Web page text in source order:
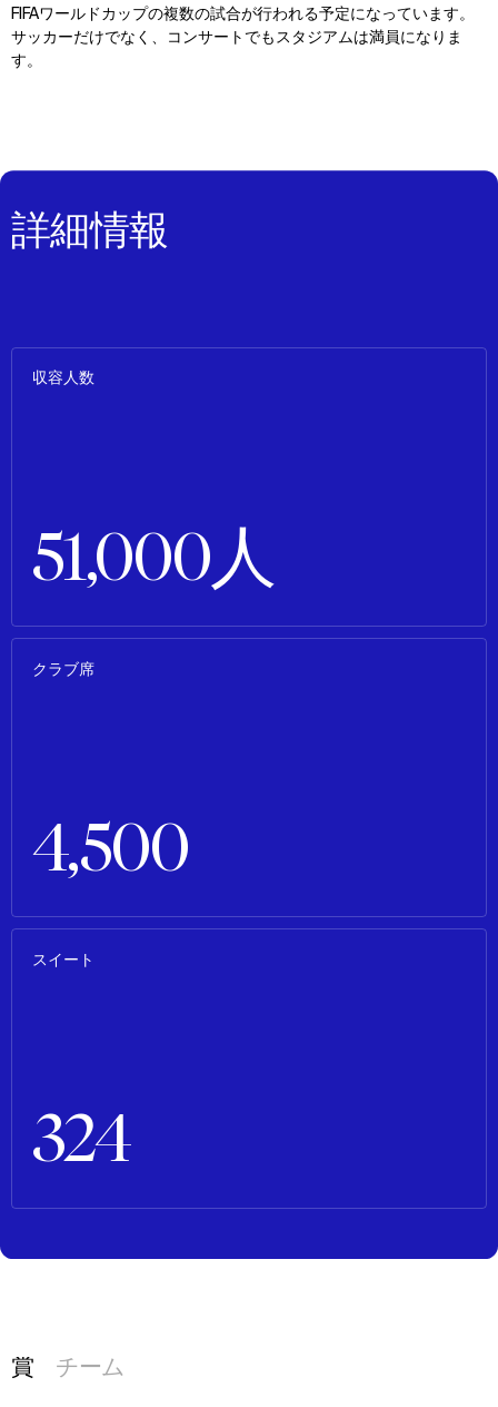
FIFAワールドカップの複数の試合が行われる予定になっています。
サッカーだけでなく、コンサートでもスタジアムは満員になりま
す。
詳細情報
収容人数
51,000人
クラブ席
4,500
スイート
324
賞 チーム